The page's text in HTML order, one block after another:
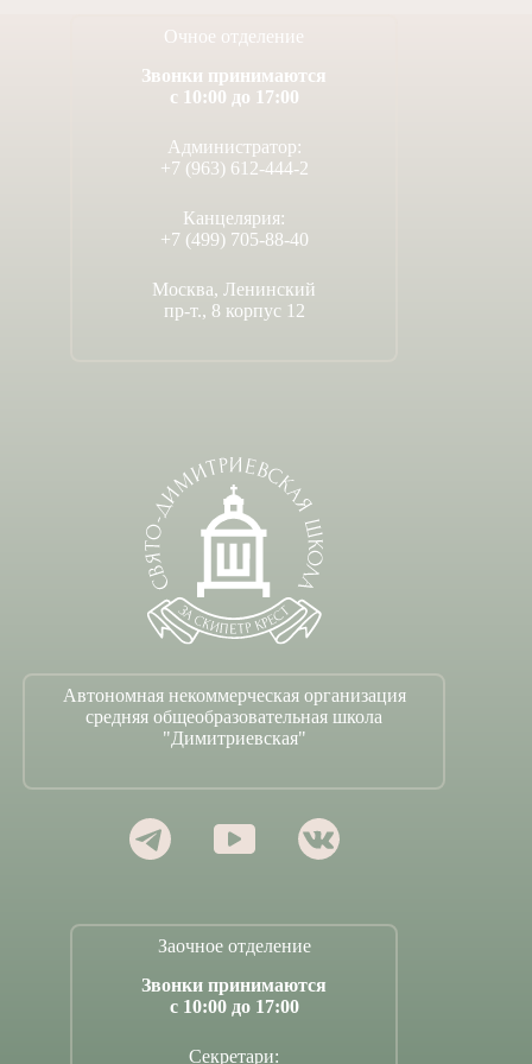
Очное отделение
Звонки принимаются
с 10:00 до 17:00
Администратор:
+7 (963) 612-444-2
Канцелярия:
+7 (499) 705-88-40
Москва, Ленинский
пр-т., 8 корпус 12
Автономная некоммерческая организация
средняя общеобразовательная школа
"Димитриевская"
Заочное отделение
Звонки принимаются
с 10:00 до 17:00
Секретари: